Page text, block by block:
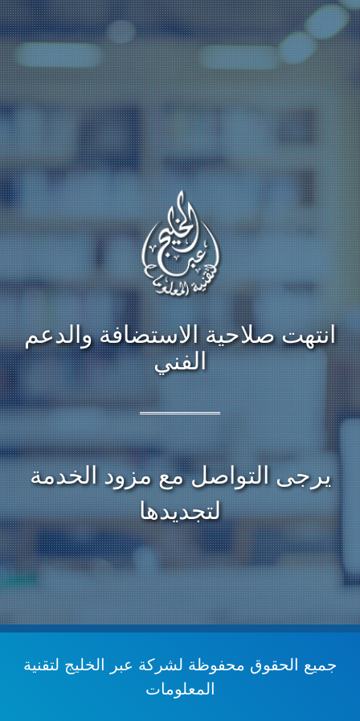
انتهت صلاحية الاستضافة والدعم
الفني
يرجى التواصل مع مزود الخدمة
لتجديدها
جميع الحقوق محفوظة لشركة عبر الخليج لتقنية
المعلومات